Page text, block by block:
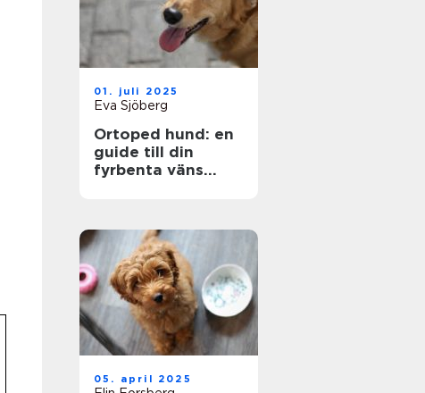
01. juli 2025
Eva Sjöberg
Ortoped hund: en
guide till din
fyrbenta väns
05. april 2025